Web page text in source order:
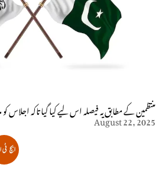
منتظمین کے مطابق یہ فیصلہ اس لیے کیا گیا تاکہ اجلاس کو
August 22, 2025